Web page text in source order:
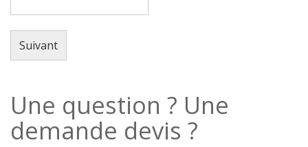
Une question ? Une
demande devis ?